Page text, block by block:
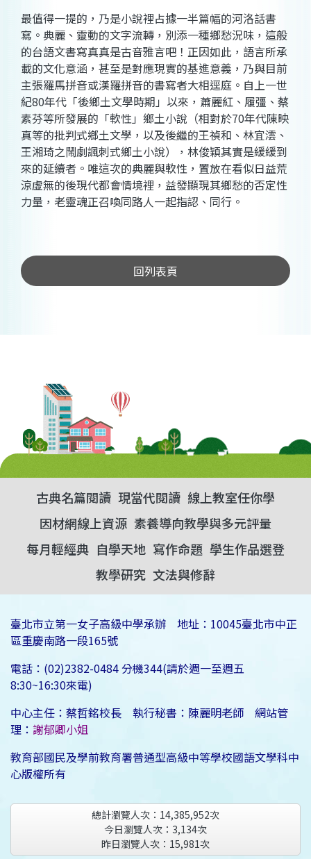
最值得一提的，乃是小說裡占據一半篇幅的河洛話書
寫。典麗、靈動的文字流轉，別添一種鄉愁況味，這般
的台語文書寫真真是古音雅言吧！正因如此，語言所承
載的文化意涵，甚至是對應現實的基進意義，乃與目前
主張羅馬拼音或漢羅拼音的書寫者大相逕庭。自上一世
紀80年代「後鄉土文學時期」以來，蕭麗紅、履彊、蔡
素芬等所發展的「軟性」鄉土小說（相對於70年代陳映
真等的批判式鄉土文學，以及後繼的王禎和、林宜澐、
王湘琦之鬧劇諷刺式鄉土小說），林俊穎其實是緩緩到
來的延續者。唯這次的典麗與軟性，置放在看似日益荒
涼虛無的後現代都會情境裡，益發顯現其鄉愁的否定性
力量，老靈魂正召喚同路人一起指認、同行。
回列表頁
古典名篇閱讀 現當代閱讀 線上教室任你學
因材網線上資源 素養導向教學與多元評量
每月輕經典 自學天地 寫作命題 學生作品選登
教學研究 文法與修辭
臺北市立第一女子高級中學承辦 地址：10045臺北市中正
區重慶南路一段165號
電話：(02)2382-0484 分機344(請於週一至週五
8:30~16:30來電)
中心主任：蔡哲銘校長 執行秘書：陳麗明老師 網站管
理： 謝郁卿小姐
教育部國民及學前教育署普通型高級中等學校國語文學科中
心版權所有
總計瀏覽人次： 14,385,952次
今日瀏覽人次： 3,134次
昨日瀏覽人次： 15,981次